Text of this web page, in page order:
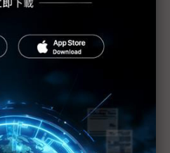
環境帶來切實的改
「天下永續公民獎」為
界看重的企業永續獎
度國內首要爭取的最